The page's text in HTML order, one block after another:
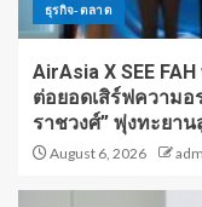
ธุรกิจ-ตลาด
AirAsia X SEE
ต่อยอดเสิร์ฟความอ
ราชวงศ์” พุ่งทะยา
August 6, 2026